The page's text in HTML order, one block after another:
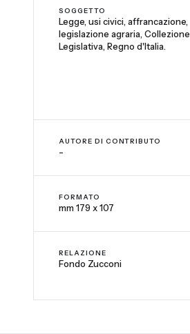
SOGGETTO
Legge, usi civici, affrancazione,
legislazione agraria, Collezione
Legislativa, Regno d'Italia.
AUTORE DI CONTRIBUTO
-
FORMATO
mm 179 x 107
RELAZIONE
Fondo Zucconi